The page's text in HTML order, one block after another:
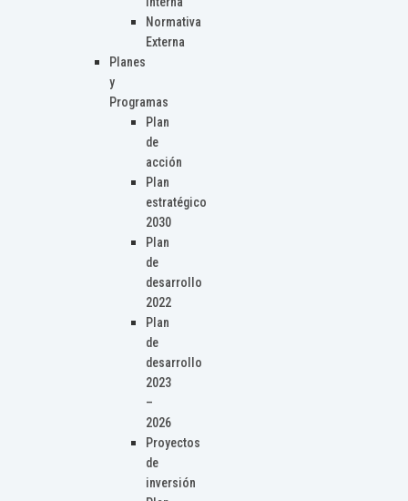
Normativa
Externa
Planes
y
Programas
Plan
de
acción
Plan
estratégico
2030
Plan
de
desarrollo
2022
Plan
de
desarrollo
2023
–
2026
Proyectos
de
inversión